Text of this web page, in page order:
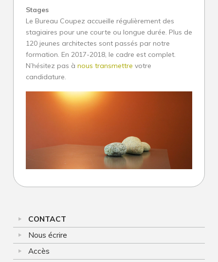
Architectures
Construction neuve
Rénovation sur-mesure
Innovation : l’architecte de solutions
Service d’architecte
Patrimoine
Collectif
Stages
Le Bureau Coupez accueille régulièrement des
stagiaires pour une courte ou longue durée. Plus de
120 jeunes architectes sont passés par notre
formation. En 2017-2018, le cadre est complet.
N’hésitez pas à nous transmettre votre
candidature.
ET
STAGES02.28.2014
CONTACT
Nous écrire
Accès